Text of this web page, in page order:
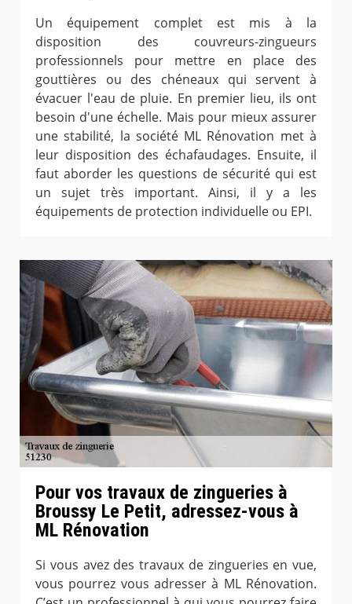
Un équipement complet est mis à la
disposition des couvreurs-zingueurs
professionnels pour mettre en place des
gouttières ou des chéneaux qui servent à
évacuer l'eau de pluie. En premier lieu, ils ont
besoin d'une échelle. Mais pour mieux assurer
une stabilité, la société ML Rénovation met à
leur disposition des échafaudages. Ensuite, il
faut aborder les questions de sécurité qui est
un sujet très important. Ainsi, il y a les
équipements de protection individuelle ou EPI.
Pour vos travaux de zingueries à
Broussy Le Petit, adressez-vous à
ML Rénovation
Si vous avez des travaux de zingueries en vue,
vous pourrez vous adresser à ML Rénovation.